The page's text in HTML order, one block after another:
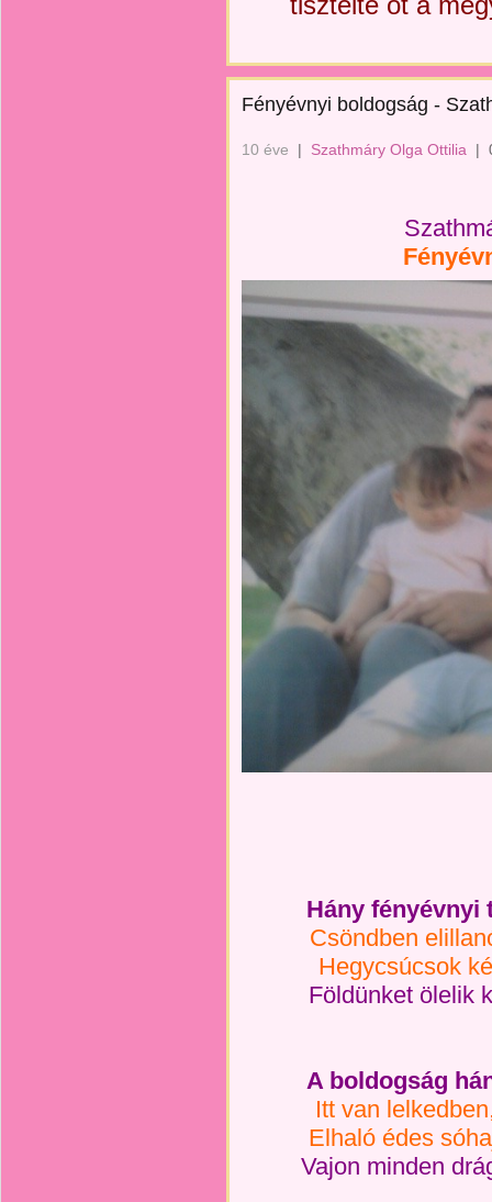
Fényévnyi boldogság -
10 éve | Szathmáry Olga Ottilia |
Hány fényévnyi
Csöndben
Hegycsúcsok
Földünket ölelik
A boldogság
Itt van
Elhaló édes
Vajon minden